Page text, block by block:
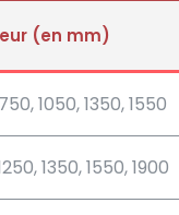
(en mm)
1050, 1350, 1550
1350, 1550, 1900